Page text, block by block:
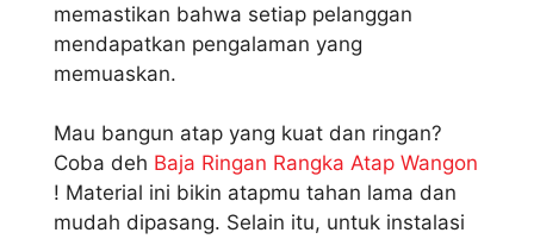
memastikan bahwa setiap pelanggan
mendapatkan pengalaman yang
memuaskan.
Mau bangun atap yang kuat dan ringan?
Coba deh Baja Ringan Rangka Atap Wangon
! Material ini bikin atapmu tahan lama dan
mudah dipasang. Selain itu, untuk instalasi